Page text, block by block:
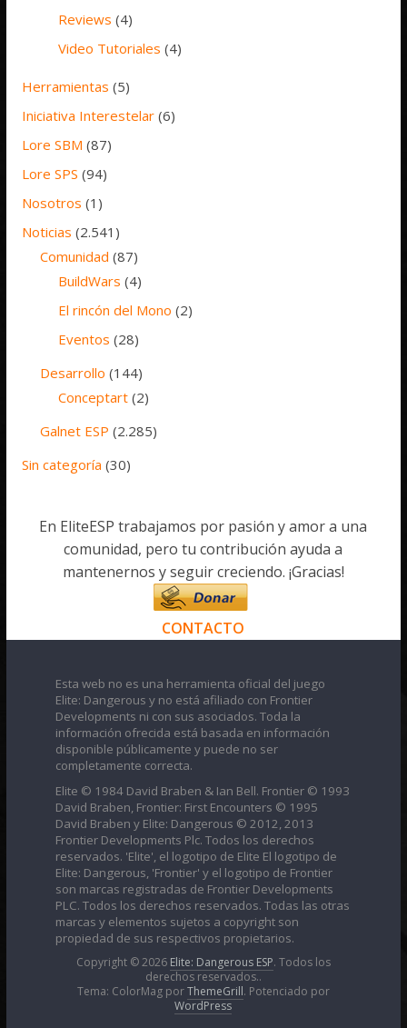
Reviews (4)
Video Tutoriales (4)
Herramientas (5)
Iniciativa Interestelar (6)
Lore SBM (87)
Lore SPS (94)
Nosotros (1)
Noticias (2.541)
Comunidad (87)
BuildWars (4)
El rincón del Mono (2)
Eventos (28)
Desarrollo (144)
Conceptart (2)
Galnet ESP (2.285)
Sin categoría (30)
En EliteESP trabajamos por pasión y amor a una
comunidad, pero tu contribución ayuda a
mantenernos y seguir creciendo. ¡Gracias!
CONTACTO
Esta web no es una herramienta oficial del juego
Elite: Dangerous y no está afiliado con Frontier
Developments ni con sus asociados. Toda la
información ofrecida está basada en información
disponible públicamente y puede no ser
completamente correcta.
Elite © 1984 David Braben & Ian Bell. Frontier © 1993
David Braben, Frontier: First Encounters © 1995
David Braben y Elite: Dangerous © 2012, 2013
Frontier Developments Plc. Todos los derechos
reservados. 'Elite', el logotipo de Elite El logotipo de
Elite: Dangerous, 'Frontier' y el logotipo de Frontier
son marcas registradas de Frontier Developments
PLC. Todos los derechos reservados. Todas las otras
marcas y elementos sujetos a copyright son
propiedad de sus respectivos propietarios.
Copyright © 2026 Elite: Dangerous ESP. Todos los
derechos reservados..
Tema: ColorMag porThemeGrill. Potenciado por
WordPress